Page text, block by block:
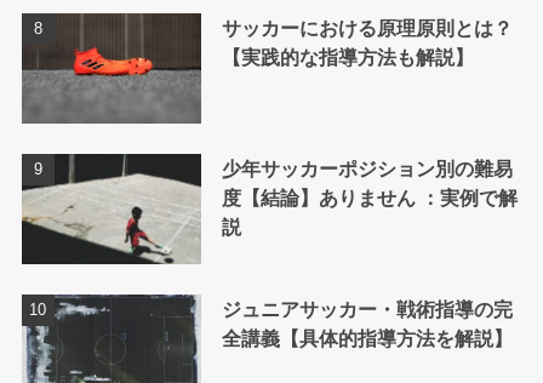
サッカーにおける原理原則とは？
【実践的な指導方法も解説】
少年サッカーポジション別の難易
度【結論】ありません ：実例で解
説
ジュニアサッカー・戦術指導の完
全講義【具体的指導方法を解説】